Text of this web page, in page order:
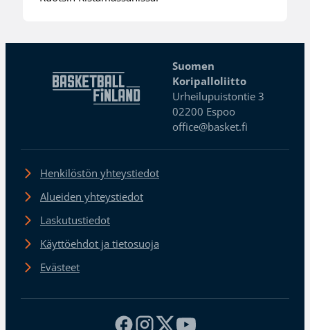
Suomen
Koripalloliitto
Urheilupuistontie 3
02200 Espoo
office@basket.fi
Henkilöstön yhteystiedot
Alueiden yhteystiedot
Laskutustiedot
Käyttöehdot ja tietosuoja
Evästeet